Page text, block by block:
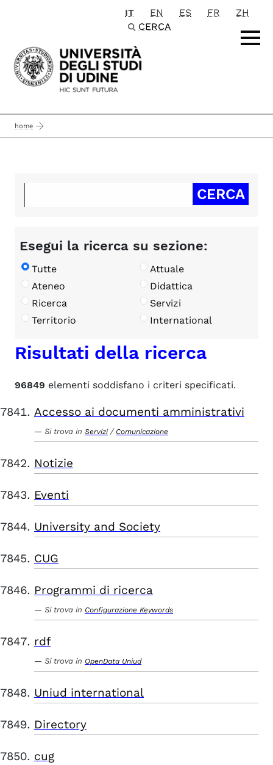
Passa al contenuto principale
IT EN ES FR
ZH
CERCA
home
Esegui la ricerca su sezione:
Tutte
Attuale
Ateneo
Didattica
Ricerca
Servizi
Territorio
International
Risultati della ricerca
96849 elementi soddisfano i criteri specificati.
Accesso ai documenti amministrativi
Si trova in Servizi / Comunicazione
Notizie
Eventi
University and Society
CUG
Programmi di ricerca
Si trova in Configurazione Keywords
rdf
Si trova in OpenData Uniud
Uniud international
Directory
cug